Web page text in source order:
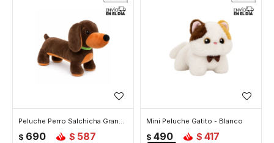
Peluche Perro Salchicha Grande - Grande
$ 690 $ 587
Mini Peluche Gatito - Blanco
$ 490 $ 417